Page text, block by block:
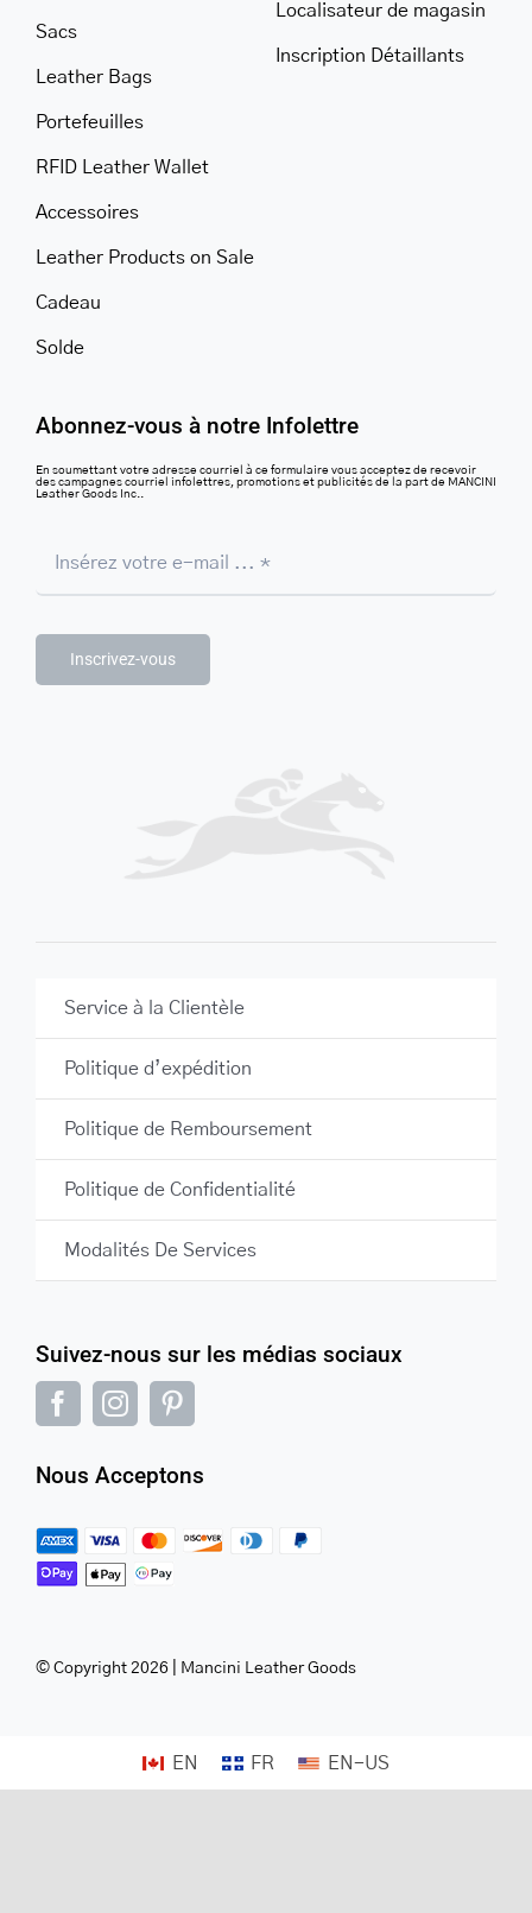
Suivez-nous sur les médias sociaux
Nous Acceptons
Sacs
Leather Bags
Portefeuilles
RFID Leather Wallet
Accessoires
Leather Products on Sale
Cadeau
Solde
Localisateur de magasin
Inscription Détaillants
Abonnez-vous à notre Infolettre
En soumettant votre adresse courriel à ce formulaire vous acceptez de recevoir
des campagnes courriel infolettres, promotions et publicités de la part de MANCINI
Leather Goods Inc..
Inscrivez-vous
© Copyright 2026 | Mancini Leather Goods
Service à la Clientèle
Politique d’expédition
Politique de Remboursement
Politique de Confidentialité
Modalités De Services
EN FR